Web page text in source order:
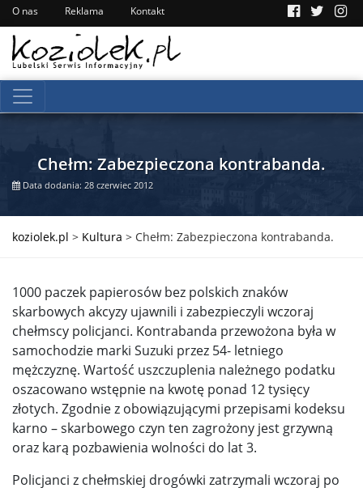
O nas Reklama Kontakt
Chełm: Zabezpieczona kontrabanda.
Data dodania: 28 czerwiec 2012
koziolek.pl > Kultura > Chełm: Zabezpieczona kontrabanda.
1000 paczek papierosów bez polskich znaków
skarbowych akcyzy ujawnili i zabezpieczyli wczoraj
chełmscy policjanci. Kontrabanda przewożona była w
samochodzie marki Suzuki przez 54- letniego
mężczyznę. Wartość uszczuplenia należnego podatku
oszacowano wstępnie na kwotę ponad 12 tysięcy
złotych. Zgodnie z obowiązującymi przepisami kodeksu
karno – skarbowego czyn ten zagrożony jest grzywną
oraz karą pozbawienia wolności do lat 3.
Policjanci z chełmskiej drogówki zatrzymali wczoraj po